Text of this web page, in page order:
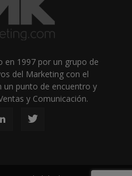
en 1997 por un grupo de
del Marketing con el
punto de encuentro y
y Comunicación.